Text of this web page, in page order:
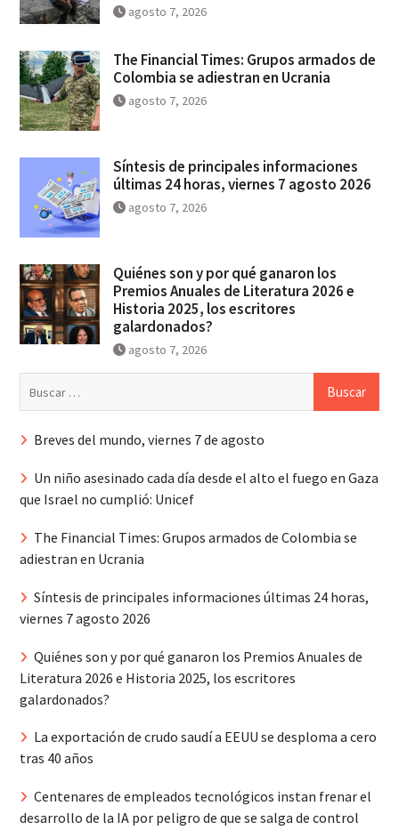
agosto 7, 2026
The Financial Times: Grupos armados de
Colombia se adiestran en Ucrania
agosto 7, 2026
Síntesis de principales informaciones
últimas 24 horas, viernes 7 agosto 2026
agosto 7, 2026
Quiénes son y por qué ganaron los
Premios Anuales de Literatura 2026 e
Historia 2025, los escritores
galardonados?
agosto 7, 2026
Breves del mundo, viernes 7 de agosto
Un niño asesinado cada día desde el alto el fuego en Gaza
que Israel no cumplió: Unicef
The Financial Times: Grupos armados de Colombia se
adiestran en Ucrania
Síntesis de principales informaciones últimas 24 horas,
viernes 7 agosto 2026
Quiénes son y por qué ganaron los Premios Anuales de
Literatura 2026 e Historia 2025, los escritores
galardonados?
La exportación de crudo saudí a EEUU se desploma a cero
tras 40 años
Centenares de empleados tecnológicos instan frenar el
desarrollo de la IA por peligro de que se salga de control